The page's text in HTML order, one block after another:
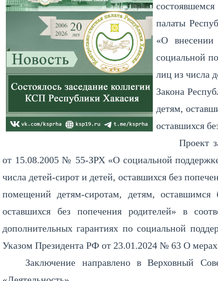
палаты
«О
социальной
лиц из числа
Закона
детям,
оставшихся
Проект
от 15.08.2005 № 55-ЗРХ «О социальной
числа детей-сирот и детей, оставшихся без
помещений детям-сиротам, детям,
оставшихся без попечения родителей» в
дополнительных гарантиях по социальной
Указом Президента РФ от 23.01.2024 № 63 О
Заключение направлено в Верховный